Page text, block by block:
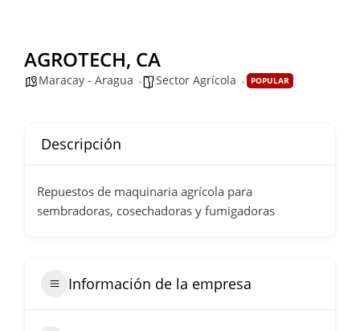
AGROTECH, CA
Maracay - Aragua Sector Agrícola POPULAR
Descripción
Repuestos de maquinaria agrícola para
sembradoras, cosechadoras y fumigadoras
Información de la empresa